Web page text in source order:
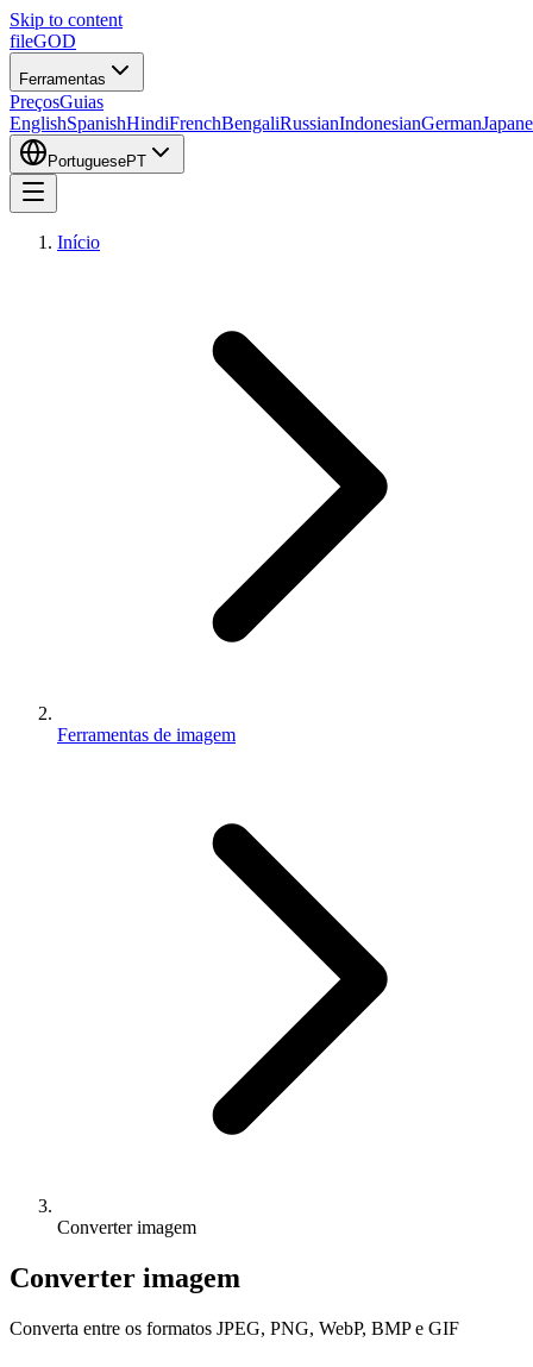
Skip to content
fileGOD
Ferramentas
PreçosGuias
EnglishSpanishHindiFrenchBengaliRussianIndonesianGerman
PortuguesePT
Início
Ferramentas de imagem
Converter imagem
Converter imagem
Converta entre os formatos JPEG, PNG, WebP, BMP e GIF